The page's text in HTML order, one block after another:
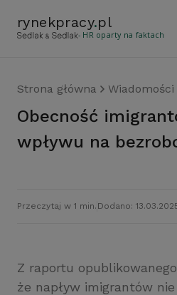
rynekpracy.pl
- HR oparty na faktach
Strona główna Wiadomości
Obecność imigrantów nie ma
wpływu na
Przeczytaj w 1 min. Dodano:
Z raportu
że napływ imigrantów